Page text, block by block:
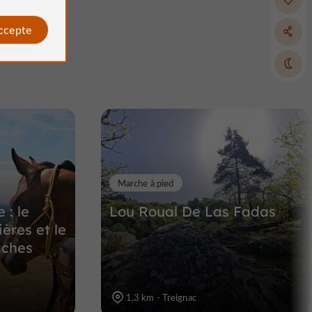
Villes & Villages à Bugeat
11,6 km
: le
et le
Lou Roual De Las Fadas
Marche à pied
1,3 km - Treignac